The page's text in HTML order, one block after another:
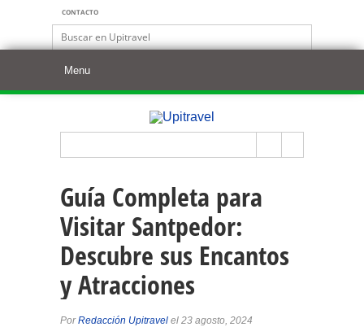
CONTACTO
Guía Completa para
Visitar Santpedor:
Descubre sus Encantos
y Atracciones
PorRedacción Upitravel el 23 agosto, 2024